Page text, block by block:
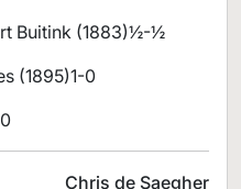
Buitink (1883)½-½
(1895)1-0
Chris de Saegher